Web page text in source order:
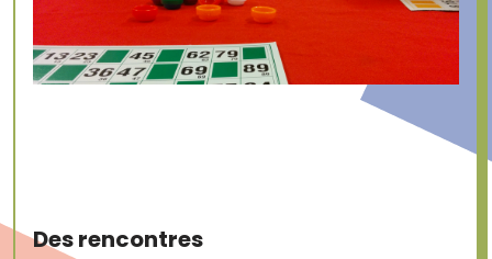
Des rencontres